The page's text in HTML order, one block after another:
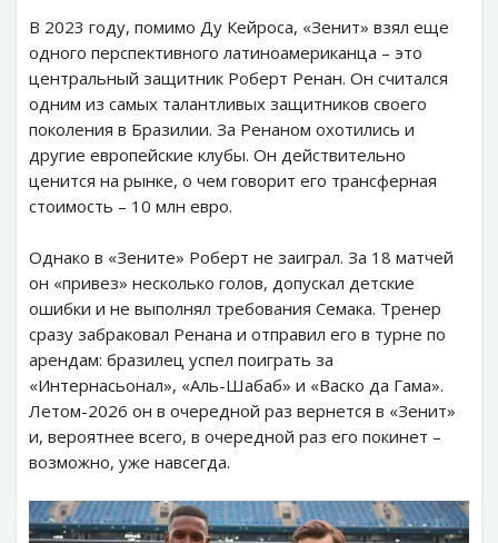
В 2023 году, помимо Ду Кейроса, «Зенит» взял еще
одного перспективного латиноамериканца – это
центральный защитник Роберт Ренан. Он считался
одним из самых талантливых защитников своего
поколения в Бразилии. За Ренаном охотились и
другие европейские клубы. Он действительно
ценится на рынке, о чем говорит его трансферная
стоимость – 10 млн евро.
Однако в «Зените» Роберт не заиграл. За 18 матчей
он «привез» несколько голов, допускал детские
ошибки и не выполнял требования Семака. Тренер
сразу забраковал Ренана и отправил его в турне по
арендам: бразилец успел поиграть за
«Интернасьонал», «Аль-Шабаб» и «Васко да Гама».
Летом-2026 он в очередной раз вернется в «Зенит»
и, вероятнее всего, в очередной раз его покинет –
возможно, уже навсегда.